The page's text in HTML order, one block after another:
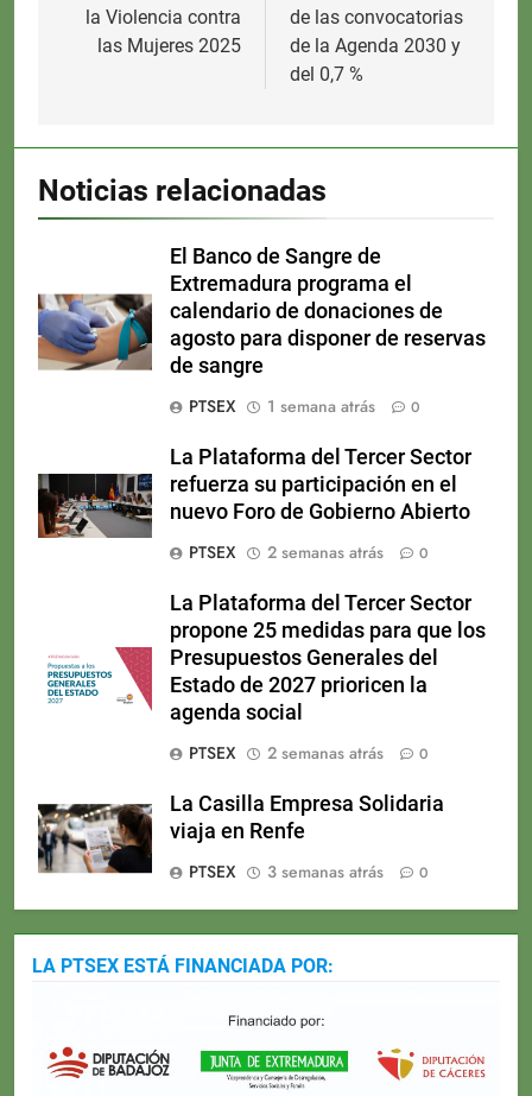
la Violencia contra
las Mujeres 2025
de las convocatorias
de la Agenda 2030 y
del 0,7 %
Noticias relacionadas
El Banco de Sangre de
Extremadura programa el
calendario de donaciones de
agosto para disponer de reservas
de sangre
PTSEX
1 semana atrás 0
La Plataforma del Tercer Sector
refuerza su participación en el
nuevo Foro de Gobierno Abierto
PTSEX
2 semanas atrás 0
La Plataforma del Tercer Sector
propone 25 medidas para que los
Presupuestos Generales del
Estado de 2027 prioricen la
agenda social
PTSEX
2 semanas atrás 0
La Casilla Empresa Solidaria
viaja en Renfe
PTSEX
3 semanas atrás 0
LA PTSEX ESTÁ FINANCIADA POR: